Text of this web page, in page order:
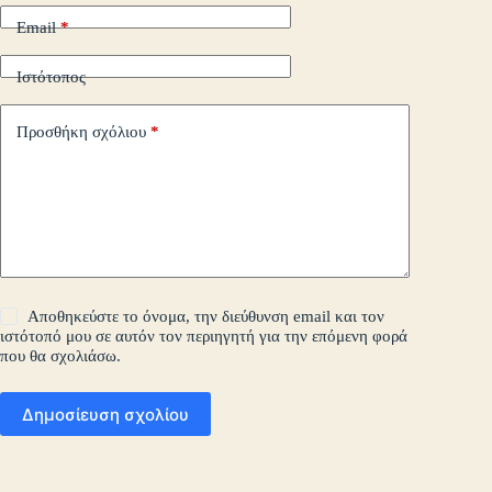
Email*
Ιστότοπος
Προσθήκη σχόλιου *
Αποθηκεύστε το όνομα, την διεύθυνση email και τον
ιστότοπό μου σε αυτόν τον περιηγητή για την επόμενη φορά
που θα σχολιάσω.
Δημοσίευση σχολίου